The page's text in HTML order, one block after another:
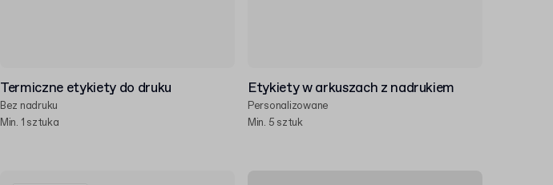
Termiczne etykiety do druku
Bez nadruku
Min. 1 sztuka
Etykiety w arkuszach z nadrukiem
Personalizowane
Min. 5 sztuk